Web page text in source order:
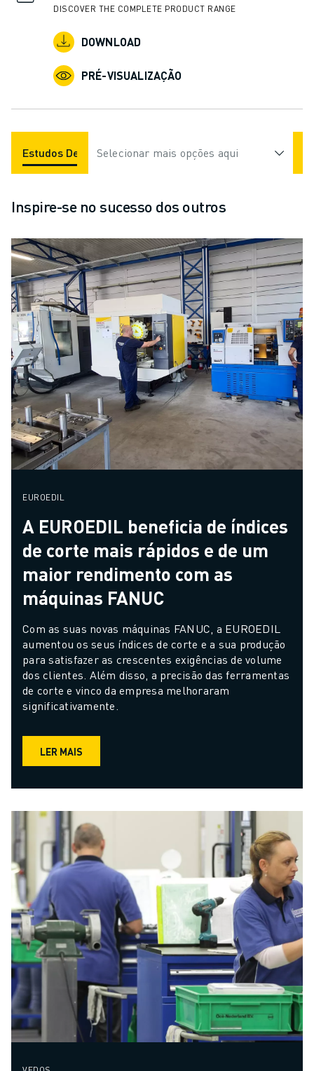
DISCOVER THE COMPLETE PRODUCT RANGE
DOWNLOAD
PRÉ-VISUALIZAÇÃO
Estudos De Caso Aplicações Indústrias
Selecionar mais opções aqui
Inspire-se no sucesso dos outros
EUROEDIL
A EUROEDIL beneficia de índices
de corte mais rápidos e de um
maior rendimento com as
máquinas FANUC
Com as suas novas máquinas FANUC, a EUROEDIL
aumentou os seus índices de corte e a sua produção
para satisfazer as crescentes exigências de volume
dos clientes. Além disso, a precisão das ferramentas
de corte e vinco da empresa melhoraram
significativamente.
LER MAIS